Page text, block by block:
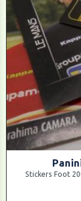
Stickers Foot